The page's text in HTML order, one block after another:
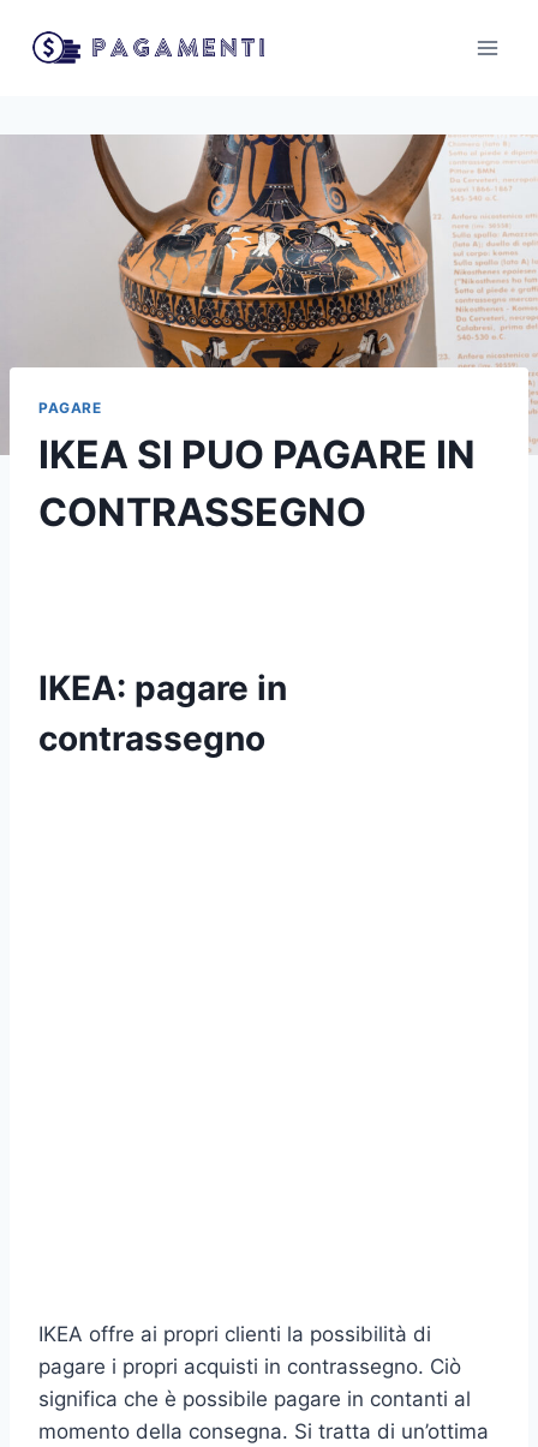
PAGARE
IKEA SI PUO PAGARE IN
CONTRASSEGNO
IKEA: pagare in
contrassegno
IKEA offre ai propri clienti la possibilità di
pagare i propri acquisti in contrassegno. Ciò
significa che è possibile pagare in contanti al
momento della consegna. Si tratta di un’ottima